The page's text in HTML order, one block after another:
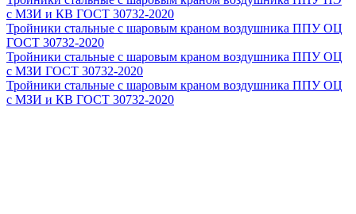
с МЗИ и КВ ГОСТ 30732-2020
Тройники стальные с шаровым краном воздушника ППУ ОЦ
ГОСТ 30732-2020
Тройники стальные с шаровым краном воздушника ППУ ОЦ
с МЗИ ГОСТ 30732-2020
Тройники стальные с шаровым краном воздушника ППУ ОЦ
с МЗИ и КВ ГОСТ 30732-2020